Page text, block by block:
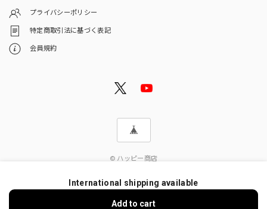
プライバシーポリシー
特定商取引法に基づく表記
会員規約
© ハッピー商店
International shipping available
Add to cart